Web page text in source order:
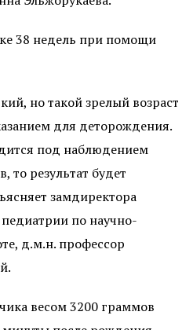
38 недель при помощи
но такой зрелый возраст
для деторождения.
под наблюдением
то результат будет
замдиректора
по научно-
д.м.н. профессор
весом 3200 граммов